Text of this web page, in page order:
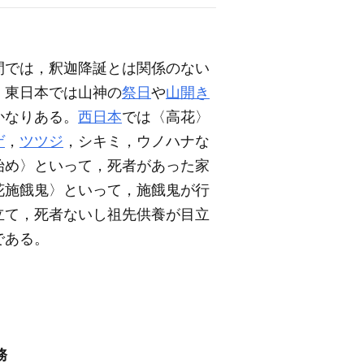
は，釈迦降誕とは関係のない
日本では山神の祭日 や山開き
りある。 西日本では〈高花〉
， ツツジ ，シキミ，ウノハナな
〉といって，死者があった家
餓鬼〉といって，施餓鬼が行
，死者ないし祖先供養が目立
る。